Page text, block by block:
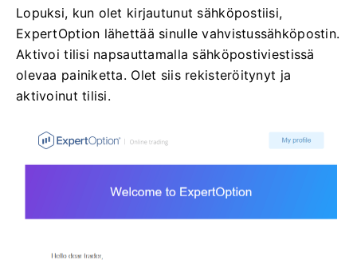
Lopuksi, kun olet kirjautunut sähköpostiisi,
ExpertOption lähettää sinulle vahvistussähköpostin.
Aktivoi tilisi napsauttamalla sähköpostiviestissä
olevaa painiketta. Olet siis rekisteröitynyt ja
aktivoinut tilisi.